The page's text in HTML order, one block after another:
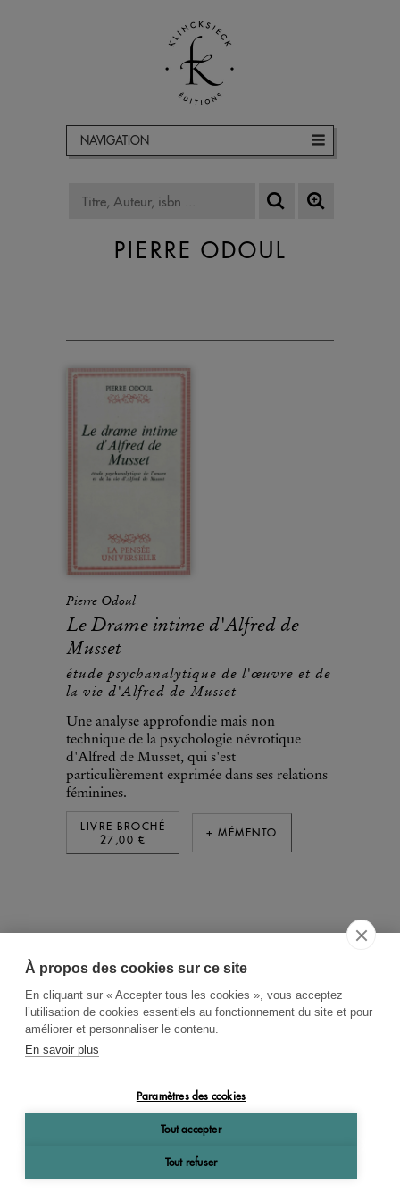
À propos des cookies sur ce site
En cliquant sur « Accepter tous les cookies », vous acceptez
l’utilisation de cookies essentiels au fonctionnement du site et pour
améliorer et personnaliser le contenu.
En savoir plus
Paramètres des cookies
Tout accepter
Tout refuser
NAVIGATION
PIERRE ODOUL
Pierre Odoul
Le Drame intime d'Alfred de
Musset
étude psychanalytique de l'œuvre et de
la vie d'Alfred de Musset
Une analyse approfondie mais non
technique de la psychologie névrotique
d'Alfred de Musset, qui s'est
particulièrement exprimée dans ses relations
féminines.
LIVRE BROCHÉ
27,00 €
+ MÉMENTO
RECHERCHE THÉMATIQUE
RIGHTS & PERMISSIONS
OK